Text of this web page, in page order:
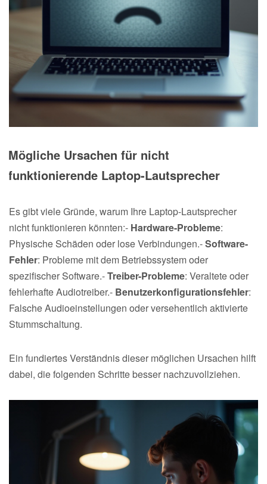
Mögliche Ursachen für nicht
funktionierende Laptop-Lautsprecher
Es gibt viele Gründe, warum Ihre Laptop-Lautsprecher
nicht funktionieren könnten:- Hardware-Probleme:
Physische Schäden oder lose Verbindungen.-Software-
Fehler: Probleme mit dem Betriebssystem oder
spezifischer Software.-Treiber-Probleme: Veraltete oder
fehlerhafte Audiotreiber.- Benutzerkonfigurationsfehler:
Falsche Audioeinstellungen oder versehentlich aktivierte
Stummschaltung.
Ein fundiertes Verständnis dieser möglichen Ursachen hilft
dabei, die folgenden Schritte besser nachzuvollziehen.